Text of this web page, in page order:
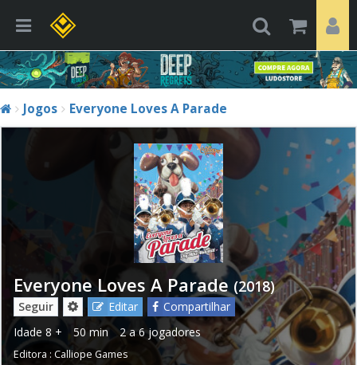
Jogos Everyone Loves A Parade
Everyone Loves A Parade (2018)
Seguir Editar
Compartilhar
Idade 8 + 50 min 2 a 6 jogadores
Editora : Calliope Games